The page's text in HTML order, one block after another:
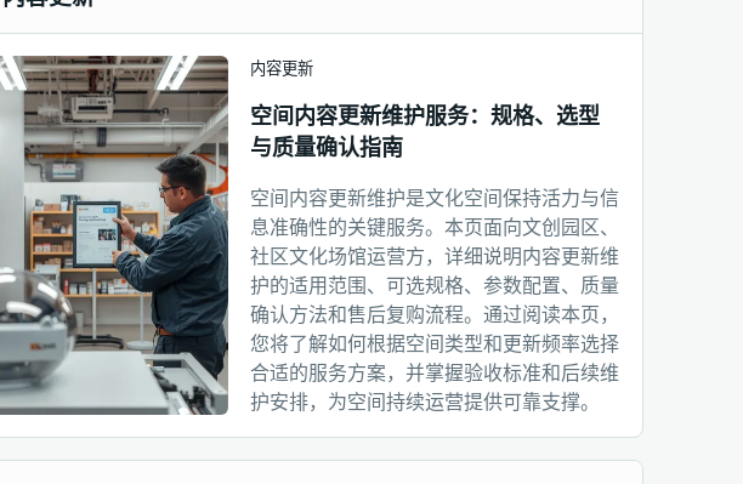
内容更新
空间内容更新维护服务：规格、选型
与质量确认指南
空间内容更新维护是文化空间保持活力与信
息准确性的关键服务。本页面向文创园区、
社区文化场馆运营方，详细说明内容更新维
护的适用范围、可选规格、参数配置、质量
确认方法和售后复购流程。通过阅读本页，
您将了解如何根据空间类型和更新频率选择
合适的服务方案，并掌握验收标准和后续维
护安排，为空间持续运营提供可靠支撑。